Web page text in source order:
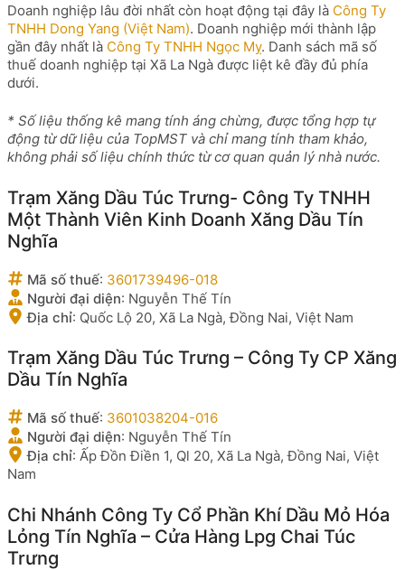
Doanh nghiệp lâu đời nhất còn hoạt động tại đây là Công Ty
TNHH Dong Yang (Việt Nam). Doanh nghiệp mới thành lập
gần đây nhất là Công Ty TNHH Ngọc Mỵ. Danh sách mã số
thuế doanh nghiệp tại Xã La Ngà được liệt kê đầy đủ phía
dưới.
* Số liệu thống kê mang tính áng chừng, được tổng hợp tự
động từ dữ liệu của TopMST và chỉ mang tính tham khảo,
không phải số liệu chính thức từ cơ quan quản lý nhà nước.
Trạm Xăng Dầu Túc Trưng- Công Ty TNHH
Một Thành Viên Kinh Doanh Xăng Dầu Tín
Nghĩa
Mã số thuế: 3601739496-018
Người đại diện: Nguyễn Thế Tín
Địa chỉ: Quốc Lộ 20, Xã La Ngà, Đồng Nai, Việt Nam
Trạm Xăng Dầu Túc Trưng – Công Ty CP Xăng
Dầu Tín Nghĩa
Mã số thuế: 3601038204-016
Người đại diện: Nguyễn Thế Tín
Địa chỉ: Ấp Đồn Điền 1, Ql 20, Xã La Ngà, Đồng Nai, Việt
Nam
Chi Nhánh Công Ty Cổ Phần Khí Dầu Mỏ Hóa
Lỏng Tín Nghĩa – Cửa Hàng Lpg Chai Túc
Trưng